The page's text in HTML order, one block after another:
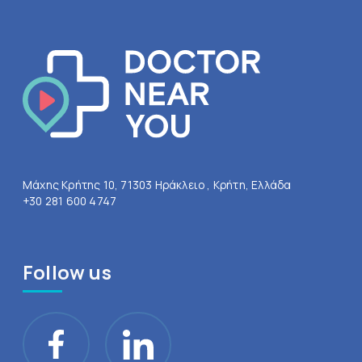
Μάχης Κρήτης 10, 71303 Ηράκλειο , Κρήτη, Ελλάδα
+30 281 600 4747
Follow us